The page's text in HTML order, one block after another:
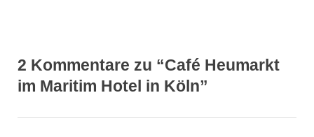
2 Kommentare zu “Café Heumarkt
im Maritim Hotel in Köln”